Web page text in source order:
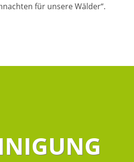
für unsere Wälder“.